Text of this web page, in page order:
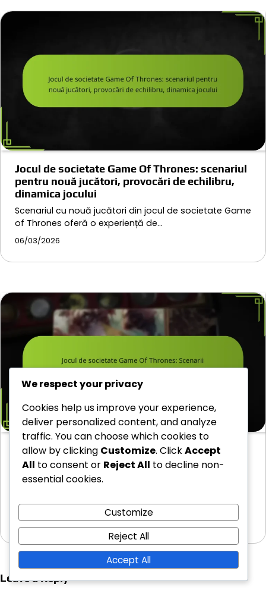
Jocul de societate Game Of Thrones: scenariul
pentru nouă jucători, provocări de echilibru,
dinamica jocului
Scenariul cu nouă jucători din jocul de societate Game
of Thrones oferă o experiență de…
06/03/2026
Jocul de societate Game Of Thrones: Scenarii
sezoniere, efecte de iarnă, modificări ale
resurselor
sezoniere care introduc elemente unice de joc…
11/03/2026
Leave a Reply
We respect your privacy
Cookies help us improve your experience,
deliver personalized content, and analyze
traffic. You can choose which cookies to
allow by clicking Customize. ClickAccept
All to consent or Reject All to decline non-
essential cookies.
Customize
Reject All
Accept All